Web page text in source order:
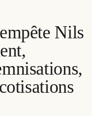
Nils